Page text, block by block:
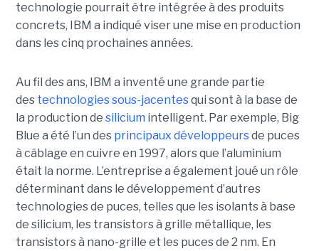
technologie pourrait être intégrée à des produits
concrets, IBM a indiqué viser une mise en production
dans les cinq prochaines années.
Au fil des ans, IBM a inventé une grande partie
des technologies sous-jacentesqui sont à la base de
la production de silicium intelligent. Par exemple, Big
Blue a été l’un des principaux développeursde puces
à câblage en cuivre en 1997, alors que l’aluminium
était la norme. L’entreprise a également joué un rôle
déterminant dans le développement d’autres
technologies de puces, telles que les isolants à base
de silicium, les transistors à grille métallique, les
transistors à nano-grille et les puces de 2 nm. En